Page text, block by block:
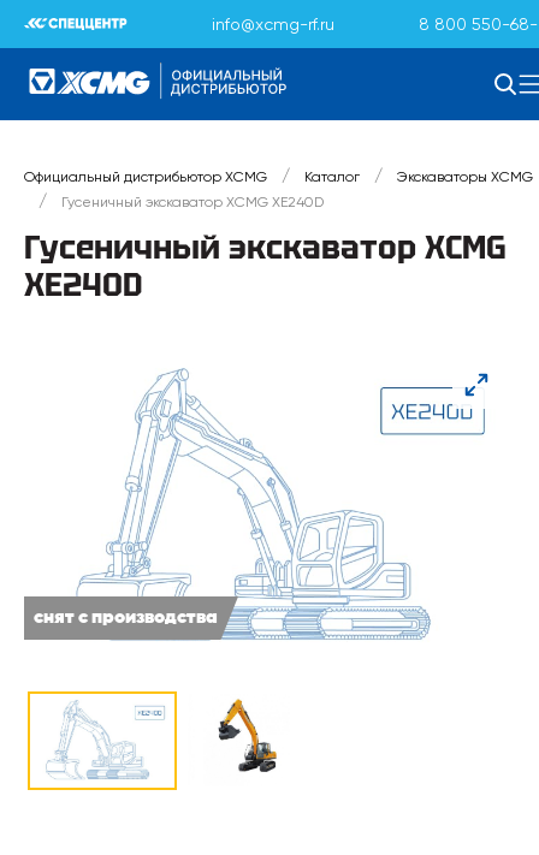
info@xcmg-rf.ru 8 800 550-68-
Официальный дистрибьютор XCMG / Каталог / Экскаваторы XCMG
/ Гусеничный экскаватор XCMG XE240D
Гусеничный экскаватор XCMG
XE240D
снят с производства